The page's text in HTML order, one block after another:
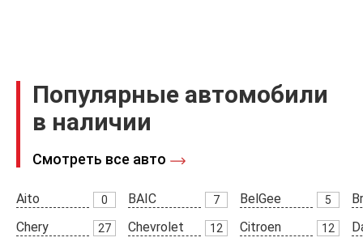
Популярные автомобили
в наличии
Смотреть все авто
Aito 0 BAIC 7 BelGee 5
Chery
27 Chevrolet 12 Citroen 12